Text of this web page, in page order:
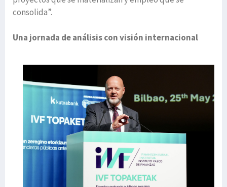
consolida”.
Una jornada de análisis con visión internacional